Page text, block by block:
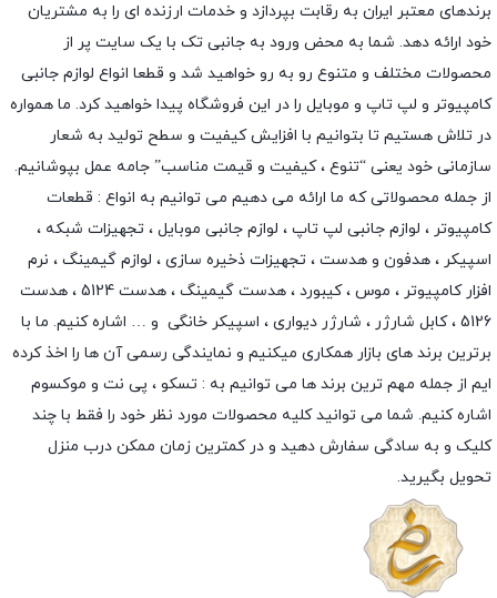
برندهای معتبر ایران به رقابت بپردازد و خدمات ارزنده ای را به مشتریان
خود ارائه دهد. شما به محض ورود به جانبی تک با یک سایت پر از
محصولات مختلف و متنوع رو به رو خواهید شد و قطعا انواع لوازم جانبی
کامپیوتر و لپ تاپ و موبایل را در این فروشگاه پیدا خواهید کرد. ما همواره
در تلاش هستیم تا بتوانیم با افزایش کیفیت و سطح تولید به شعار
سازمانی خود یعنی “تنوع ، کیفیت و قیمت مناسب” جامه عمل بپوشانیم.
از جمله محصولاتی که ما ارائه می دهیم می توانیم به انواع : قطعات
کامپیوتر ، لوازم جانبی لپ تاپ ، لوازم جانبی موبایل ، تجهیزات شبکه ،
اسپیکر ، هدفون و هدست ، تجهیزات ذخیره سازی ، لوازم گیمینگ ، نرم
افزار کامپیوتر ، موس ،کیبورد ، هدست گیمینگ
، هدست 5124 ، هدست
5126 ،
کابل شارژر ، شارژر دیواری ، اسپیکر خانگی و … اشاره کنیم. ما با
برترین برند های بازار همکاری میکنیم و نمایندگی رسمی آن ها را اخذ کرده
ایم از جمله مهم ترین برند ها می توانیم به : تسکو ، پی نت و موکسوم
اشاره کنیم. شما می توانید کلیه محصولات مورد نظر خود را فقط با چند
کلیک و به سادگی سفارش دهید و در کمترین زمان ممکن درب منزل
تحویل بگیرید.